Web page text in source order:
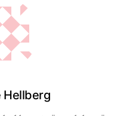
Hellberg